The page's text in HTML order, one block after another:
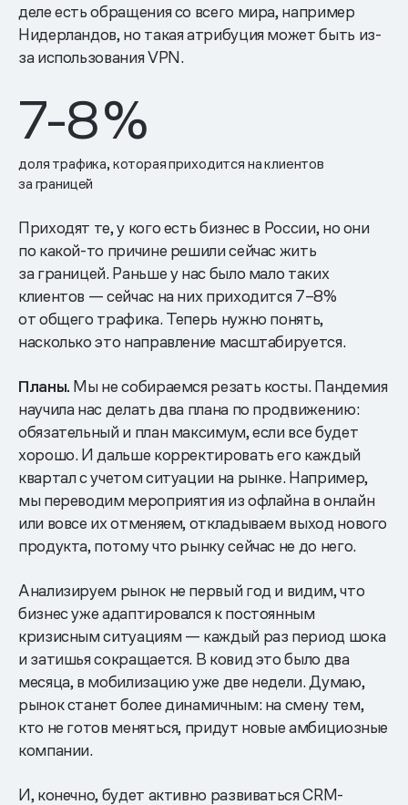
деле есть обращения со всего мира, например
Нидерландов, но такая атрибуция может быть из-
за использования VPN.
7-8%
доля трафика, которая приходится на клиентов
за границей
Приходят те, у кого есть бизнес в России, но они
по какой-то причине решили сейчас жить
за границей. Раньше у нас было мало таких
клиентов — сейчас на них приходится 7–8%
от общего трафика. Теперь нужно понять,
насколько это направление масштабируется.
Планы. Мы не собираемся резать косты. Пандемия
научила нас делать два плана по продвижению:
обязательный и план максимум, если все будет
хорошо. И дальше корректировать его каждый
квартал с учетом ситуации на рынке. Например,
мы переводим мероприятия из офлайна в онлайн
или вовсе их отменяем, откладываем выход нового
продукта, потому что рынку сейчас не до него.
Анализируем рынок не первый год и видим, что
бизнес уже адаптировался к постоянным
кризисным ситуациям — каждый раз период шока
и затишья сокращается. В ковид это было два
месяца, в мобилизацию уже две недели. Думаю,
рынок станет более динамичным: на смену тем,
кто не готов меняться, придут новые амбициозные
компании.
И, конечно, будет активно развиваться CRM-